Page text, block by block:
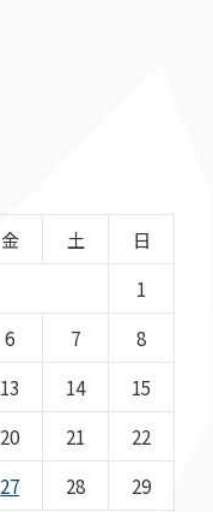
金 土
日
1
6 7
8
13 14
15
20 21
22
27 28
29